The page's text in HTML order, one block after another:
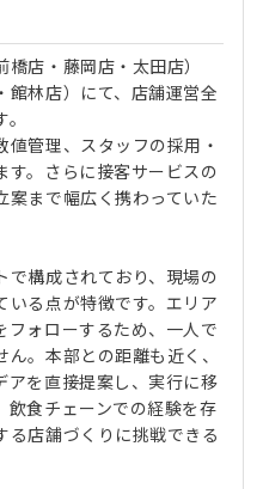
店・藤岡店・太田店）
館林店）にて、店舗運営全
管理、スタッフの採用・
す。さらに接客サービスの
案まで幅広く携わっていた
で構成されており、現場の
いる点が特徴です。エリア
フォローするため、一人で
。本部との距離も近く、
アを直接提案し、実行に移
飲食チェーンでの経験を存
る店舗づくりに挑戦できる